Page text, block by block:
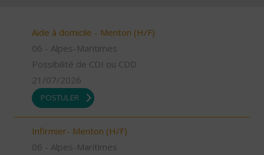
Aide à domicile - Menton (H/F)
06 - Alpes-Maritimes
Possibilité de CDI ou CDD
21/07/2026
POSTULER
Infirmier- Menton (H/F)
06 - Alpes-Maritimes